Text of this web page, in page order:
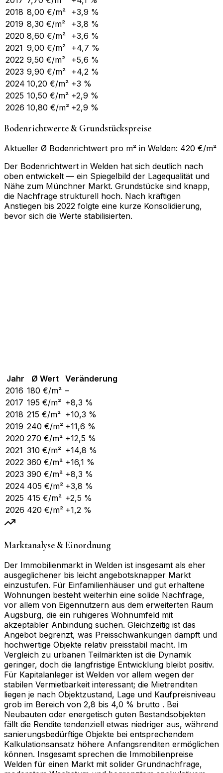
2018 8,00 €/m² +3,9 %
2019 8,30 €/m²
+3,8 %
2020 8,60 €/m² +3,6 %
2021 9,00 €/m² +4,7 %
2022 9,50 €/m²
+5,6 %
2023 9,90 €/m² +4,2 %
2024 10,20 €/m² +3 %
2025 10,50 €/m² +2,9 %
2026 10,80 €/m² +2,9 %
Bodenrichtwerte & Grundstückspreise
Aktueller Ø Bodenrichtwert pro m² in Welden: 420 €/m²
Der Bodenrichtwert in Welden hat sich deutlich nach
oben entwickelt — ein Spiegelbild der Lagequalität und
Nähe zum Münchner Markt. Grundstücke sind knapp,
die Nachfrage strukturell hoch. Nach kräftigen
Anstiegen bis 2022 folgte eine kurze Konsolidierung,
bevor sich die Werte stabilisierten.
Jahr Ø Wert
Veränderung
2016 180 €/m² –
2017 195 €/m² +8,3 %
2018 215 €/m² +10,3 %
2019 240 €/m² +11,6 %
2020 270 €/m² +12,5 %
2021 310 €/m² +14,8 %
2022 360 €/m² +16,1 %
2023 390 €/m² +8,3 %
2024 405 €/m² +3,8 %
2025 415 €/m² +2,5 %
2026 420 €/m² +1,2 %
Marktanalyse & Einordnung
Der Immobilienmarkt in Welden ist insgesamt als eher
ausgeglichener bis leicht angebotsknapper Markt
einzustufen. Für Einfamilienhäuser und gut erhaltene
Wohnungen besteht weiterhin eine solide Nachfrage,
vor allem von Eigennutzern aus dem erweiterten Raum
Augsburg, die ein ruhigeres Wohnumfeld mit
akzeptabler Anbindung suchen. Gleichzeitig ist das
Angebot begrenzt, was Preisschwankungen dämpft und
hochwertige Objekte relativ preisstabil macht. Im
Vergleich zu urbanen Teilmärkten ist die Dynamik
geringer, doch die langfristige Entwicklung bleibt positiv.
Für Kapitalanleger ist Welden vor allem wegen der
stabilen Vermietbarkeit interessant; die Mietrenditen
liegen je nach Objektzustand, Lage und Kaufpreisniveau
grob im Bereich von 2,8 bis 4,0 % brutto . Bei
Neubauten oder energetisch guten Bestandsobjekten
fällt die Rendite tendenziell etwas niedriger aus, während
sanierungsbedürftige Objekte bei entsprechendem
Kalkulationsansatz höhere Anfangsrenditen ermöglichen
können. Insgesamt sprechen die Immobilienpreise
Welden für einen Markt mit solider Grundnachfrage,